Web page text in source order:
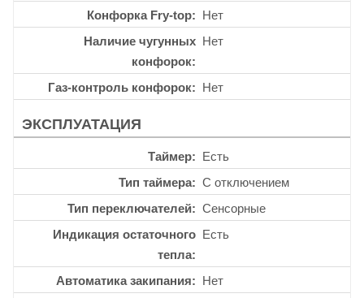
Конфорка Fry-top
Нет
Наличие чугунных
конфорок
Нет
Газ-контроль конфорок Нет
ЭКСПЛУАТАЦИЯ
Таймер
Есть
Тип таймера
С отключением
Тип переключателей
Сенсорные
Индикация остаточного
тепла
Есть
Автоматика закипания
Нет